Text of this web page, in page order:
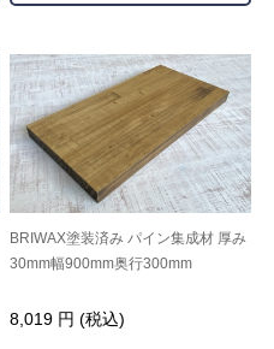
BRIWAX塗装済み パイン集成材 厚み
30mm幅900mm奥行300mm
8,019 円 (税込)